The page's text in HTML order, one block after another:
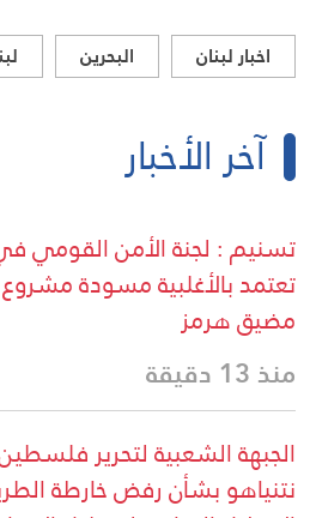
اخبار لبنان البحرين
آخر الأخبار
تسنيم : لجنة الأمن القومي في
تعتمد بالأغلبية مسودة
مضيق هرمز
منذ 13 دقيقة
الجبهة الشعبية لتحرير
نتنياهو بشأن رفض خارطة